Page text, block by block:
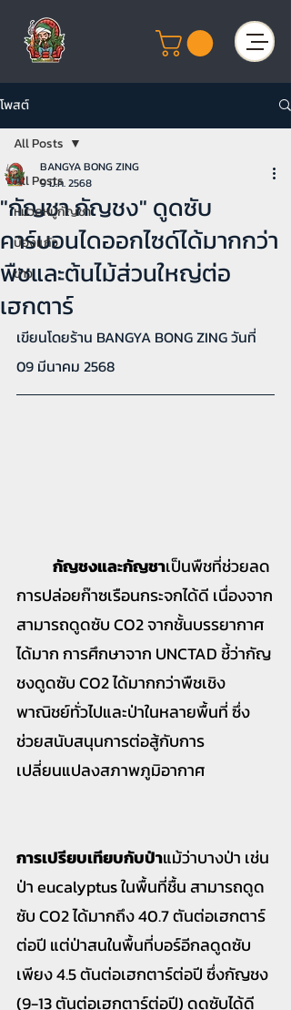
โพสต์
All Posts
หมวดหมู่กัญชา
บ้องแก้ว
ข่าว
All Posts
"กัญชา กัญชง" ดูดซับ
คาร์บอนไดออกไซด์ได้มากกว่า
พืชและต้นไม้ส่วนใหญ่ต่อ
เฮกตาร์
BANGYA BONG ZING
9 มี.ค. 2568
เขียนโดยร้าน BANGYA BONG ZING วันที่
09 มีนาคม 2568
กัญชงและกัญชาเป็นพืชที่ช่วยลด
การปล่อยก๊าซเรือนกระจกได้ดี เนื่องจาก
สามารถดูดซับ CO2 จากชั้นบรรยากาศ
ได้มาก การศึกษาจาก UNCTAD ชี้ว่ากัญ
ชงดูดซับ CO2 ได้มากกว่าพืชเชิง
พาณิชย์ทั่วไปและป่าในหลายพื้นที่ ซึ่ง
ช่วยสนับสนุนการต่อสู้กับการ
เปลี่ยนแปลงสภาพภูมิอากาศ
การเปรียบเทียบกับป่าแม้ว่าบางป่า เช่น
ป่า eucalyptus ในพื้นที่ชื้น สามารถดูด
ซับ CO2 ได้มากถึง 40.7 ตันต่อเฮกตาร์
ต่อปี แต่ป่าสนในพื้นที่บอร์อีกลดูดซับ
เพียง 4.5 ตันต่อเฮกตาร์ต่อปี ซึ่งกัญชง
(9-13 ตันต่อเฮกตาร์ต่อปี) ดูดซับได้ดี